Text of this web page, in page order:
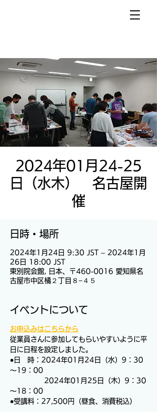
2024年01月24-25
日（水木） 名古屋開
催
日時・場所
2024年1月24日 9:30 JST – 2024年1月
26日 18:00 JST
東別院会館, 日本、〒460-0016 愛知県名
古屋市中区橘２丁目８−４５
イベントについて
お申込みはこちらから
従業員さんに参加してもらいやすいように平
日に日程を設定しました。
●日　時：2024年01月24日（水）9：30
～19：00
2024年01月25日（木）9：30
～18：00
●受講料：27,500円（昼食、消費税込）